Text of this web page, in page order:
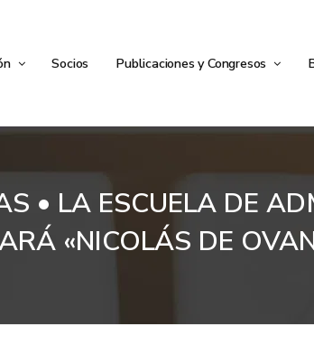
Socios Publicaciones y Congresos
• LA ESCUELA DE
«NICOLÁS DE